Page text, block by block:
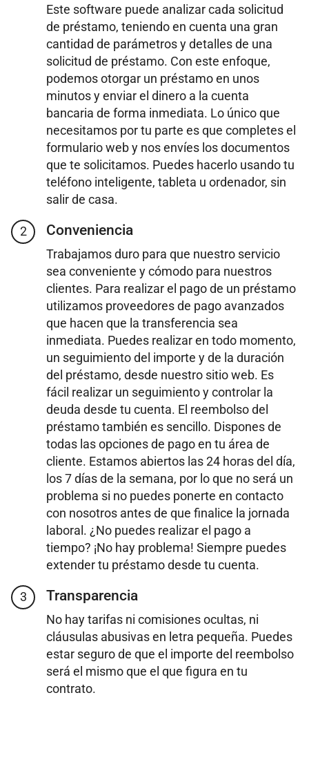
Este software puede analizar cada solicitud
de préstamo, teniendo en cuenta una gran
cantidad de parámetros y detalles de una
solicitud de préstamo. Con este enfoque,
podemos otorgar un préstamo en unos
minutos y enviar el dinero a la cuenta
bancaria de forma inmediata. Lo único que
necesitamos por tu parte es que completes el
formulario web y nos envíes los documentos
que te solicitamos. Puedes hacerlo usando tu
teléfono inteligente, tableta u ordenador, sin
salir de casa.
2 Conveniencia
Trabajamos duro para que nuestro servicio
sea conveniente y cómodo para nuestros
clientes. Para realizar el pago de un préstamo
utilizamos proveedores de pago avanzados
que hacen que la transferencia sea
inmediata. Puedes realizar en todo momento,
un seguimiento del importe y de la duración
del préstamo, desde nuestro sitio web. Es
fácil realizar un seguimiento y controlar la
deuda desde tu cuenta. El reembolso del
préstamo también es sencillo. Dispones de
todas las opciones de pago en tu área de
cliente. Estamos abiertos las 24 horas del día,
los 7 días de la semana, por lo que no será un
problema si no puedes ponerte en contacto
con nosotros antes de que finalice la jornada
laboral. ¿No puedes realizar el pago a
tiempo? ¡No hay problema! Siempre puedes
extender tu préstamo desde tu cuenta.
3 Transparencia
No hay tarifas ni comisiones ocultas, ni
cláusulas abusivas en letra pequeña. Puedes
estar seguro de que el importe del reembolso
será el mismo que el que figura en tu
contrato.